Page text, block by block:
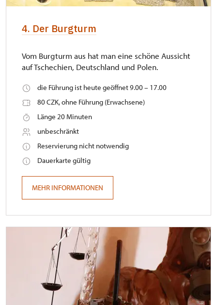
4. Der Burgturm
Vom Burgturm aus hat man eine schöne Aussicht
auf Tschechien, Deutschland und Polen.
die Führung ist heute geöffnet 9.00 – 17.00
80 CZK, ohne Führung (Erwachsene)
Länge 20 Minuten
unbeschränkt
Reservierung nicht notwendig
Dauerkarte gültig
MEHR INFORMATIONEN